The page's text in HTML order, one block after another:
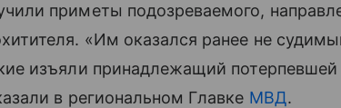
приметы подозреваемого,
«Им оказался ранее не
изъяли принадлежащий
в региональном Главке МВД.